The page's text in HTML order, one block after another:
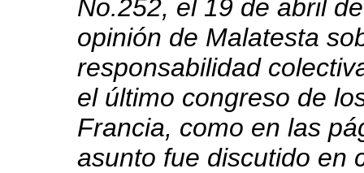
No.252, el 19 de abril
opinión de Malatesta
responsabilidad
el último congreso de
Francia, como en las
asunto fue discutido en